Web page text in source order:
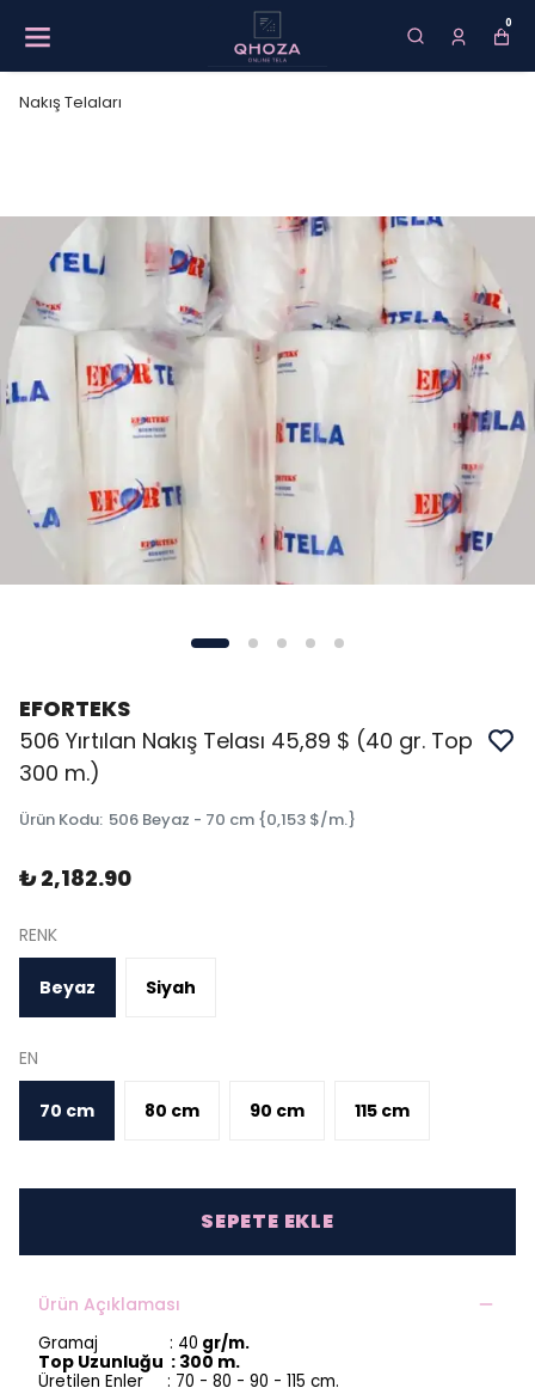
0
Nakış Telaları
EFORTEKS
506 Yırtılan Nakış Telası 45,89 $ (40 gr. Top
300 m.)
Ürün Kodu: 506 Beyaz - 70 cm {0,153 $/m.}
₺ 2,182.90
RENK
Beyaz Siyah
EN
70 cm 80 cm 90 cm 115 cm
SEPETE EKLE
Ürün Açıklaması
Gramaj : 40 gr/m.
Top Uzunluğu : 300 m.
Üretilen Enler : 70 - 80 - 90 - 115 cm.